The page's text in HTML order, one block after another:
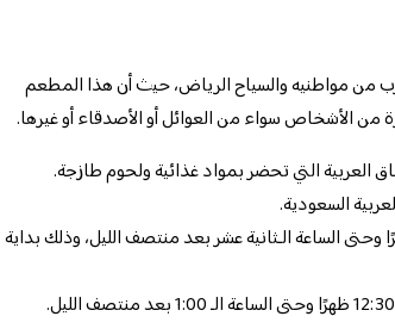
من مواطنيه والسياح الرياض، حيث أن هذا المطعم
من الأشخاص سواء من العوائل أو الأصدقاء أو غيرها.
العربية التي تحضر بمواد غذائية ولحوم طازجة.
السعودية.
الساعة الـثانية عشر بعد منتصف الليل، وذلك بداية